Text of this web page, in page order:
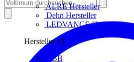
ALRE Hersteller
Dehn Hersteller
LEDVANCE Hersteller
Hersteller 15
ABB